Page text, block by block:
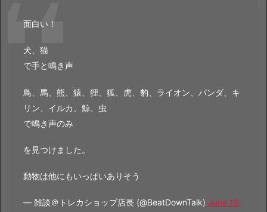
面白い！
犬、猫
で手と鳴き声
鳥、馬、熊、猿、狸、狐、虎、豹、ライオン、パンダ、キ
リン、イルカ、鯨、虫
で鳴き声のみ
を見つけました。
動物は他にもいっぱいありそう
— 雑談＠トレカショップ店長 (@BeatDownTalk) June 19,